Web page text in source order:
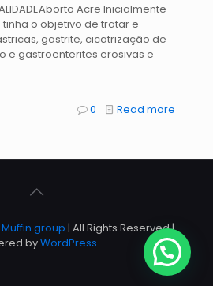
Acre Inicialmente
o objetivo de tratar e
gastrite, cicatrização de
e gastroenterites erosivas e
0 Read more
Muffin group | All Rights Reserved |
byWordPress